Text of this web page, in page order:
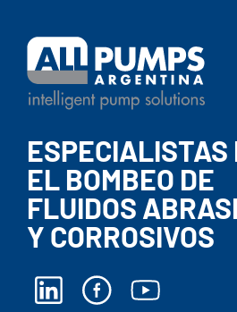
ESPECIALISTAS
EL BOMBEO DE
FLUIDOS
Y CORROSIVOS